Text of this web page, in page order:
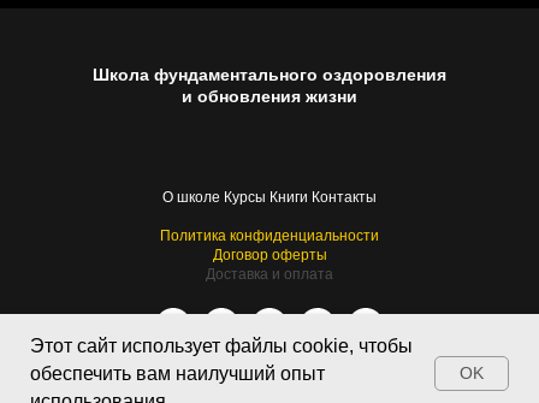
Этот сайт использует файлы cookie, чтобы
обеспечить вам наилучший опыт
OK
Школа фундаментального оздоровления
и обновления жизни
О школе Курсы Книги Контакты
Политика конфиденциальности
Договор оферты
Доставка и оплата